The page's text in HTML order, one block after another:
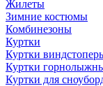
Жилеты
Зимние костюмы
Комбинезоны
Куртки
Куртки
Куртки
Куртки для